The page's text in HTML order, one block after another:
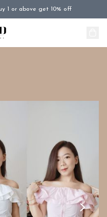
1 or above get 10% off